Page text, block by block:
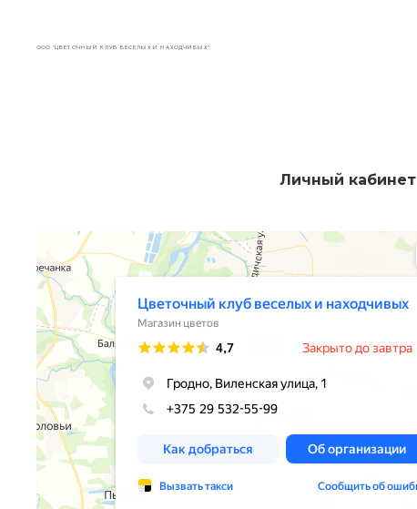
ООО "ЦВЕТОЧНЫЙ КЛУБ ВЕСЕЛЫХ И НАХОДЧИВЫХ"
Личный кабинет